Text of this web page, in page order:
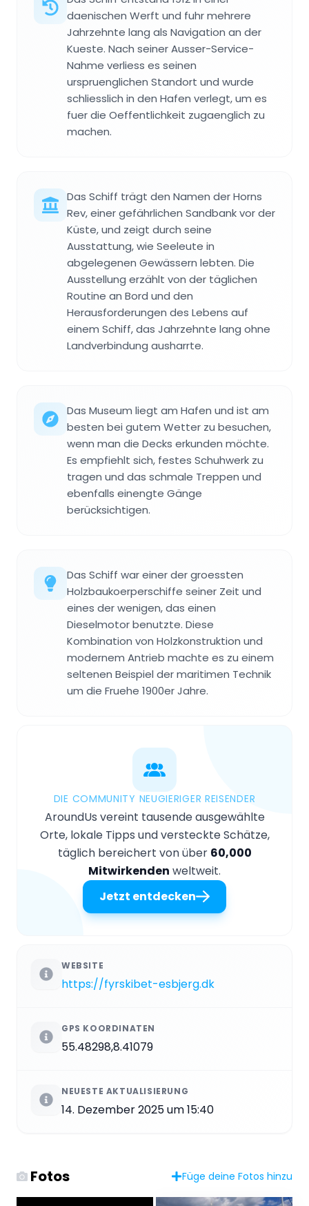
daenischen Werft und fuhr mehrere
Jahrzehnte lang als Navigation an der
Kueste. Nach seiner Ausser-Service-
Nahme verliess es seinen
urspruenglichen Standort und wurde
schliesslich in den Hafen verlegt, um es
fuer die Oeffentlichkeit zugaenglich zu
machen.
Das Schiff trägt den Namen der Horns
Rev, einer gefährlichen Sandbank vor der
Küste, und zeigt durch seine
Ausstattung, wie Seeleute in
abgelegenen Gewässern lebten. Die
Ausstellung erzählt von der täglichen
Routine an Bord und den
Herausforderungen des Lebens auf
einem Schiff, das Jahrzehnte lang ohne
Landverbindung ausharrte.
Das Museum liegt am Hafen und ist am
besten bei gutem Wetter zu besuchen,
wenn man die Decks erkunden möchte.
Es empfiehlt sich, festes Schuhwerk zu
tragen und das schmale Treppen und
ebenfalls einengte Gänge
berücksichtigen.
Das Schiff war einer der groessten
Holzbaukoerperschiffe seiner Zeit und
eines der wenigen, das einen
Dieselmotor benutzte. Diese
Kombination von Holzkonstruktion und
modernem Antrieb machte es zu einem
seltenen Beispiel der maritimen Technik
um die Fruehe 1900er Jahre.
DIE COMMUNITY NEUGIERIGER REISENDER
AroundUs vereint tausende ausgewählte
Orte, lokale Tipps und versteckte Schätze,
täglich bereichert von über 60,000
Mitwirkenden weltweit.
Jetzt entdecken
WEBSITE
https://fyrskibet-esbjerg.dk
GPS KOORDINATEN
55.48298,8.41079
NEUESTE AKTUALISIERUNG
14. Dezember 2025 um 15:40
Fotos Füge deine Fotos hinzu